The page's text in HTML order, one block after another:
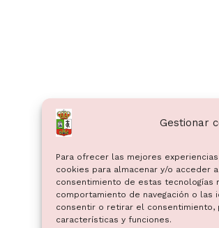
Gestionar
Para ofrecer las mejores
cookies para almacenar y/o acceder
consentimiento de estas
comportamiento de navegación o las
consentir o retirar el consentimiento,
características y funciones.